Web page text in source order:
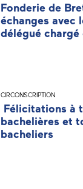
Fonderie de
échanges avec
délégué chargé
CIRCONSCRIPTION
Félicitations à
bachelières et
bacheliers